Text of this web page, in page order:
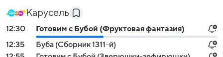
Карусель
12:30
Готовим с Бубой (Фруктовая фантазия)
12:35
Буба (Сборник 1311-й)